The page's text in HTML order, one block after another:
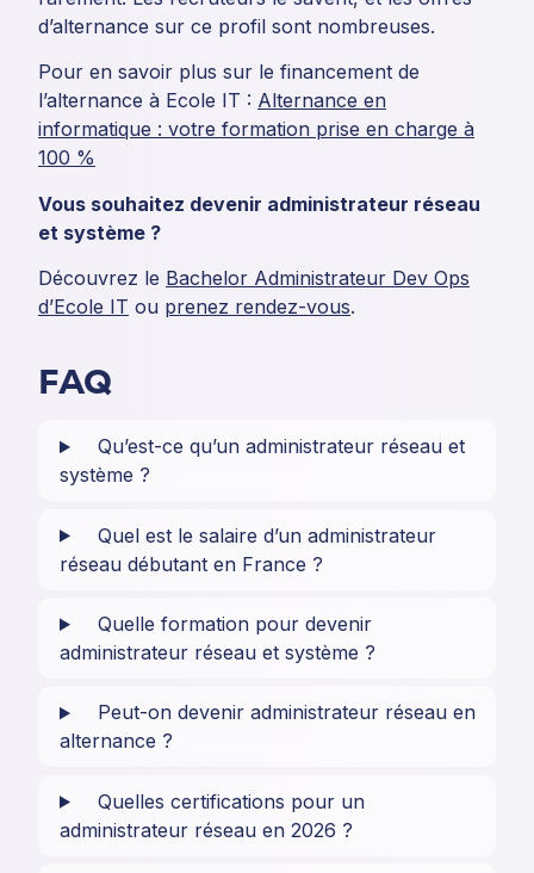
d’alternance sur ce profil sont nombreuses.
Pour en savoir plus sur le financement de
l’alternance à Ecole IT : Alternance en
informatique : votre formation prise en charge à
100 %
Vous souhaitez devenir administrateur réseau
et système ?
Découvrez le Bachelor Administrateur Dev Ops
d’Ecole IT ou prenez rendez-vous.
FAQ
Qu’est-ce qu’un administrateur réseau et
système ?
Quel est le salaire d’un administrateur
réseau débutant en France ?
Quelle formation pour devenir
administrateur réseau et système ?
Peut-on devenir administrateur réseau en
alternance ?
Quelles certifications pour un
administrateur réseau en 2026 ?